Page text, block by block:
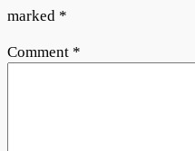
marked *
Comment *